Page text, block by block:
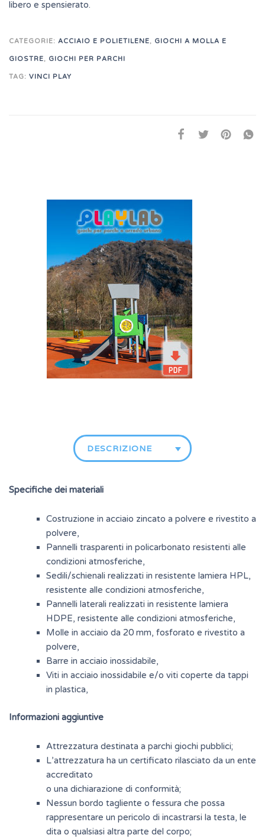
libero e spensierato.
CATEGORIE: ACCIAIO E POLIETILENE, GIOCHI A MOLLA E
GIOSTRE, GIOCHI PER PARCHI
TAG: VINCI PLAY
DESCRIZIONE
Specifiche dei materiali
Costruzione in acciaio zincato a polvere e rivestito a
polvere,
Pannelli trasparenti in policarbonato resistenti alle
condizioni atmosferiche,
Sedili/schienali realizzati in resistente lamiera HPL,
resistente alle condizioni atmosferiche,
Pannelli laterali realizzati in resistente lamiera
HDPE, resistente alle condizioni atmosferiche,
Molle in acciaio da 20 mm, fosforato e rivestito a
polvere,
Barre in acciaio inossidabile,
Viti in acciaio inossidabile e/o viti coperte da tappi
in plastica,
Informazioni aggiuntive
Attrezzatura destinata a parchi giochi pubblici;
L’attrezzatura ha un certificato rilasciato da un ente
accreditato
o una dichiarazione di conformità;
Nessun bordo tagliente o fessura che possa
rappresentare un pericolo di incastrarsi la testa, le
dita o qualsiasi altra parte del corpo;